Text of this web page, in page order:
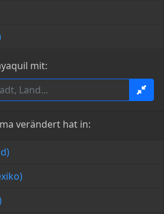
mit:
verändert hat in: